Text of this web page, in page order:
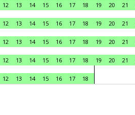
12 13 14 15 16 17 18 19 20 21
12 13 14 15 16 17 18 19 20 21
12 13 14 15 16 17 18 19 20 21
12 13 14 15 16 17 18 19 20 21
12 13 14 15 16 17 18